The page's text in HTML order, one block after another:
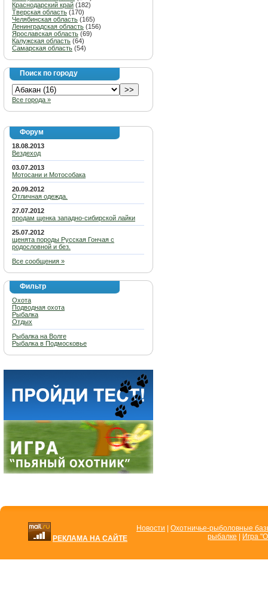
Краснодарский край (182)
Тверская область (170)
Челябинская область (165)
Ленинградская область (156)
Ярославская область (69)
Калужская область (64)
Самарская область (54)
Поиск по городу
Все города »
Форум
18.08.2013
Вездеход
03.07.2013
Мотосани и Мотособака
20.09.2012
Отличная одежда.
27.07.2012
продам щенка западно-сибирской лайки
25.07.2012
щенята породы Русская Гончая с
родословной и без.
Все сообщения »
Фильтр
Охота
Подводная охота
Рыбалка
Отдых
Рыбалка на Волге
Рыбалка в Подмосковье
РЕКЛАМА НА САЙТЕ
Новости
Охотничье-рыболовные
рыбалке
Игра